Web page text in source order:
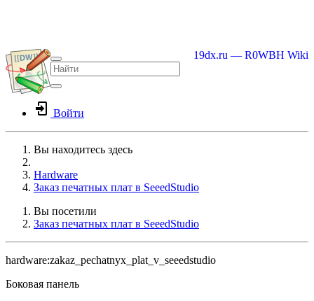
19dx.ru — R0WBH Wiki
Войти
Вы находитесь здесь
Hardware
Заказ печатных плат в SeeedStudio
Вы посетили
Заказ печатных плат в SeeedStudio
hardware:zakaz_pechatnyx_plat_v_seeedstudio
Боковая панель